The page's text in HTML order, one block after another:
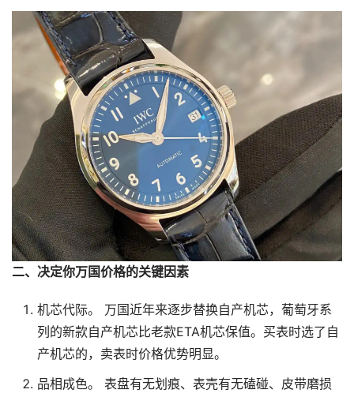
二、决定你万国价格的关键因素
机芯代际。 万国近年来逐步替换自产机芯，葡萄牙系
列的新款自产机芯比老款ETA机芯保值。买表时选了自
产机芯的，卖表时价格优势明显。
品相成色。 表盘有无划痕、表壳有无磕碰、皮带磨损